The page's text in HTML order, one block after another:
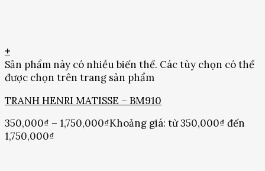
+
Sản phẩm này có nhiều biến thể. Các tùy chọn có thể
được chọn trên trang sản phẩm
TRANH HENRI MATISSE – BM910
350,000₫ – 1,750,000₫Khoảng giá: từ 350,000₫ đến
1,750,000₫